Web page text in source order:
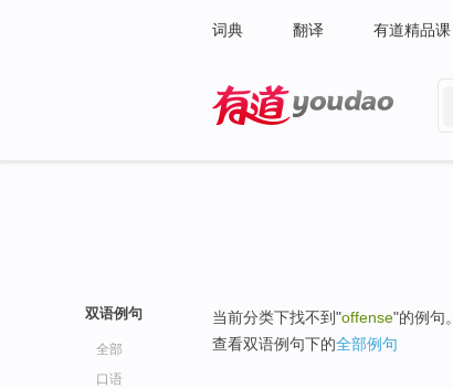
词典 翻译 有道精品课
双语例句
全部
口语
当前分类下找不到"offense"的例句。
查看双语例句下的全部例句